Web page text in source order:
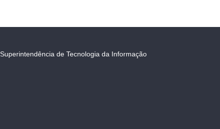
Superintendência de Tecnologia da Informação